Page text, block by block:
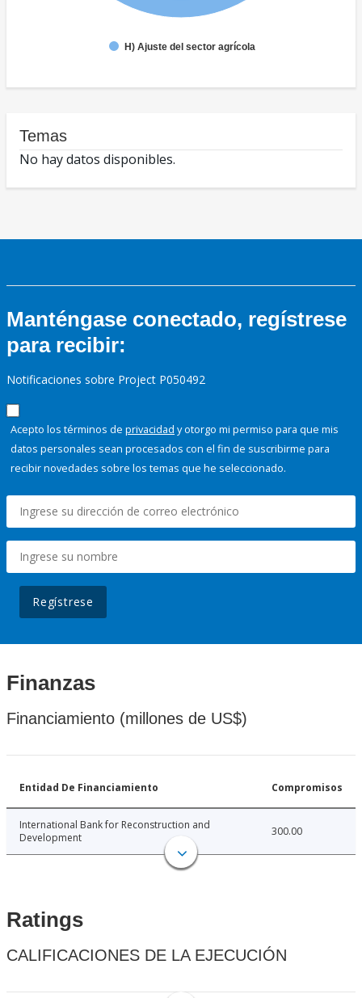
H) Ajuste del sector agrícola
Temas
No hay datos disponibles.
Manténgase conectado, regístrese
para recibir:
Notificaciones sobre Project P050492
Acepto los términos de privacidad y otorgo mi permiso para que mis
datos personales sean procesados con el fin de suscribirme para
recibir novedades sobre los temas que he seleccionado.
Regístrese
Finanzas
Financiamiento (millones de US$)
Entidad De Financiamiento Compromisos
International Bank for Reconstruction and
Development
300.00
Ratings
CALIFICACIONES DE LA EJECUCIÓN